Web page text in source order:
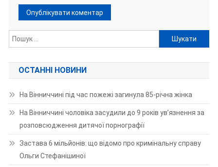
Пошук:
ОСТАННІ НОВИНИ
На Вінниччині під час пожежі загинула 85-річна жінка
На Вінниччині чоловіка засудили до 9 років ув’язнення за
розповсюдження дитячої порнографії
Застава 6 мільйонів: що відомо про кримінальну справу
Ольги Стефанішиної